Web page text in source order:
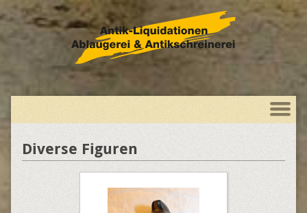
Diverse Figuren